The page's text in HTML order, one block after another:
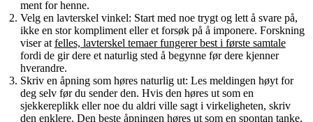
ment for henne.
Velg en lavterskel vinkel: Start med noe trygt og lett å svare på,
ikke en stor kompliment eller et forsøk på å imponere. Forskning
viser at felles, lavterskel temaer fungerer best i første samtale
fordi de gir dere et naturlig sted å begynne før dere kjenner
hverandre.
Skriv en åpning som høres naturlig ut: Les meldingen høyt for
deg selv før du sender den. Hvis den høres ut som en
sjekkereplikk eller noe du aldri ville sagt i virkeligheten, skriv
den enklere. Den beste åpningen høres ut som en spontan tanke,